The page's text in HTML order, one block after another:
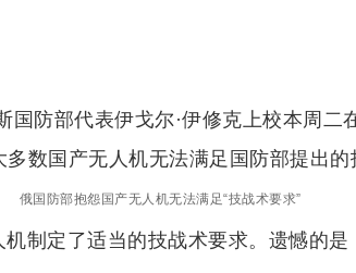
防部代表伊戈尔·伊修克上校本周二
数国产无人机无法满足国防部提出的
俄国防部抱怨国产无人机无法满足“技战术要求”
制定了适当的技战术要求。遗憾的